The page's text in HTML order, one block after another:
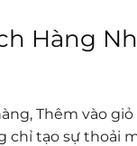
Hàng
Thêm vào
tạo sự thoải